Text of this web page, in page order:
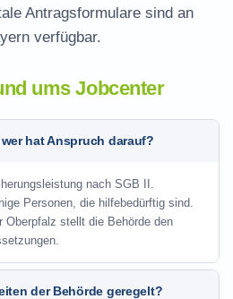
Antragsformulare sind an
verfügbar.
ums Jobcenter
hat Anspruch darauf?
nach SGB II.
Personen, die hilfebedürftig sind.
Oberpfalz stellt die Behörde den
der Behörde geregelt?